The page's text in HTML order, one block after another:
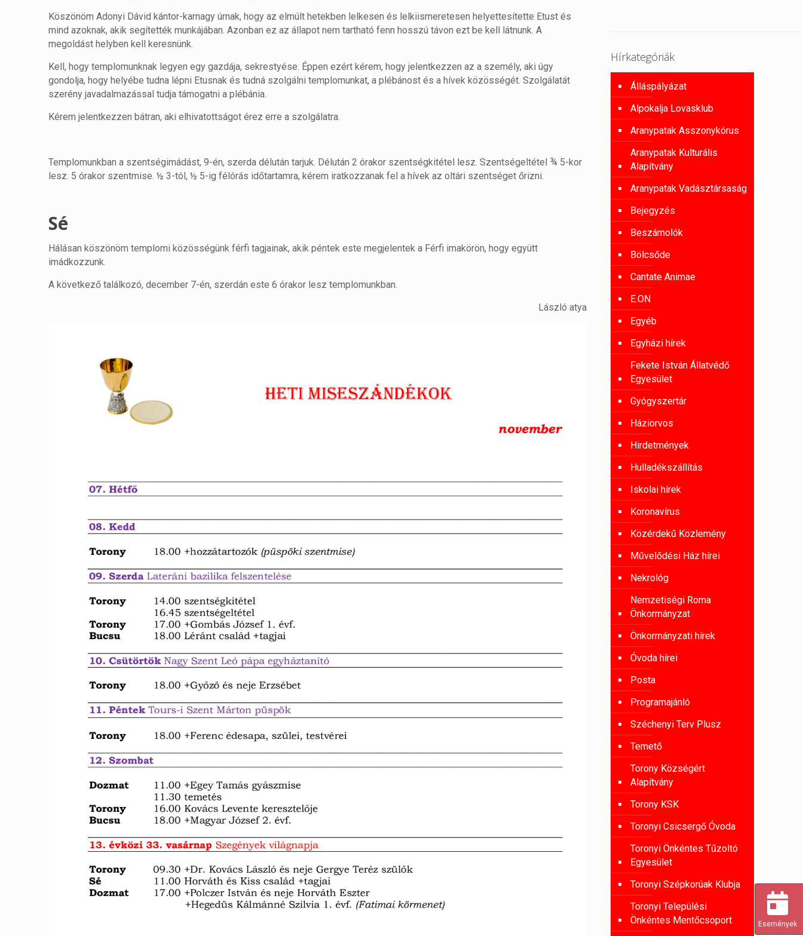
Köszönöm Adonyi Dávid kántor-karnagy úrnak, hogy az elmúlt hetekben lelkesen és lelkiismeretesen helyettesítette Etust és
mind azoknak, akik segítették munkájában. Azonban ez az állapot nem tartható fenn hosszú távon ezt be kell látnunk. A
megoldást helyben kell keresnünk.
Kell, hogy templomunknak legyen egy gazdája, sekrestyése. Éppen ezért kérem, hogy jelentkezzen az a személy, aki úgy
gondolja, hogy helyébe tudna lépni Etusnak és tudná szolgálni templomunkat, a plébánost és a hívek közösségét. Szolgálatát
szerény javadalmazással tudja támogatni a plébánia.
Kérem jelentkezzen bátran, aki elhivatottságot érez erre a szolgálatra.
Templomunkban a szentségimádást, 9-én, szerda délután tarjuk. Délután 2 órakor szentségkitétel lesz. Szentségeltétel ¾ 5-kor
lesz. 5 órakor szentmise. ½ 3-tól, ½ 5-ig félórás időtartamra, kérem iratkozzanak fel a hívek az oltári szentséget őrizni.
Sé
Hálásan köszönöm templomi közösségünk férfi tagjainak, akik péntek este megjelentek a Férfi imakörön, hogy együtt
imádkozzunk.
A következő találkozó, december 7-én, szerdán este 6 órakor lesz templomunkban.
László atya
Hírkategóriák
Álláspályázat
Alpokalja Lovasklub
Aranypatak Asszonykórus
Aranypatak Kulturális
Alapítvány
Aranypatak Vadásztársaság
Bejegyzés
Beszámolók
Bölcsőde
Cantate Animae
E.ON
Egyéb
Egyházi hírek
Fekete István Állatvédő
Egyesület
Gyógyszertár
Háziorvos
Hirdetmények
Hulladékszállítás
Iskolai hírek
Koronavírus
Közérdekű Közlemény
Művelődési Ház hírei
Nekrológ
Nemzetiségi Roma
Önkormányzat
Önkormányzati hírek
Óvoda hírei
Posta
Programajánló
Széchenyi Terv Plusz
Temető
Torony Községért
Alapítvány
Torony KSK
Toronyi Csicsergő Óvoda
Toronyi Önkéntes Tűzoltó
Egyesület
Toronyi Szépkorúak Klubja
Toronyi Települési
Önkéntes Mentőcsoport
Események